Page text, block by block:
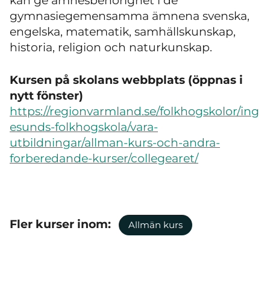
gymnasiegemensamma ämnena svenska,
engelska, matematik, samhällskunskap,
historia, religion och naturkunskap.
Kursen på skolans webbplats (öppnas i
nytt fönster)
https://regionvarmland.se/folkhogskolor/ing
esunds-folkhogskola/vara-
utbildningar/allman-kurs-och-andra-
forberedande-kurser/collegearet/
Fler kurser inom: Allmän kurs